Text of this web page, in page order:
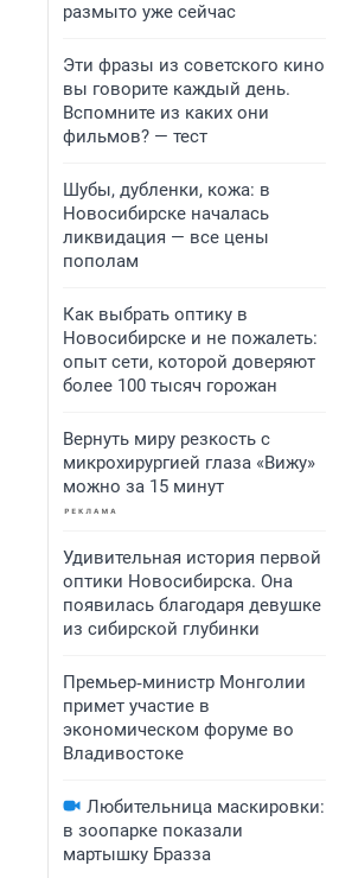
размыто уже сейчас
Эти фразы из советского кино
вы говорите каждый день.
Вспомните из каких они
фильмов? — тест
Шубы, дубленки, кожа: в
Новосибирске началась
ликвидация — все цены
пополам
Как выбрать оптику в
Новосибирске и не пожалеть:
опыт сети, которой доверяют
более 100 тысяч горожан
Вернуть миру резкость с
микрохирургией глаза «Вижу»
можно за 15 минут
Удивительная история первой
оптики Новосибирска. Она
появилась благодаря девушке
из сибирской глубинки
Премьер‑министр Монголии
примет участие в
экономическом форуме во
Владивостоке
Любительница маскировки:
в зоопарке показали
мартышку Бразза